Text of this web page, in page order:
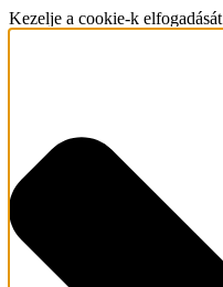
Kezelje a cookie-k elfogadását